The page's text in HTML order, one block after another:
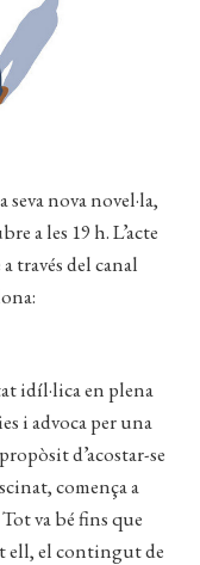
nova novel·la,
a les 19 h. L’acte
través del canal
idíl·lica en plena
i advoca per una
d’acostar-se
comença a
Tot va bé fins que
ell, el contingut de